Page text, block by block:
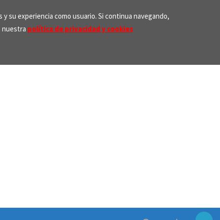
su experiencia como usuario. Si continua navegando,
nuestra política de privacidad y cookies